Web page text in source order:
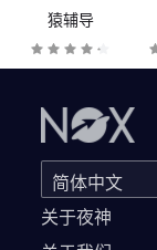
猿辅导
关于夜神